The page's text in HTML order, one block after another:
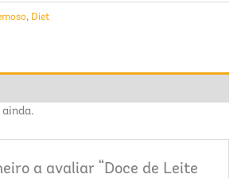
, Diet
ainda.
a avaliar “Doce de Leite